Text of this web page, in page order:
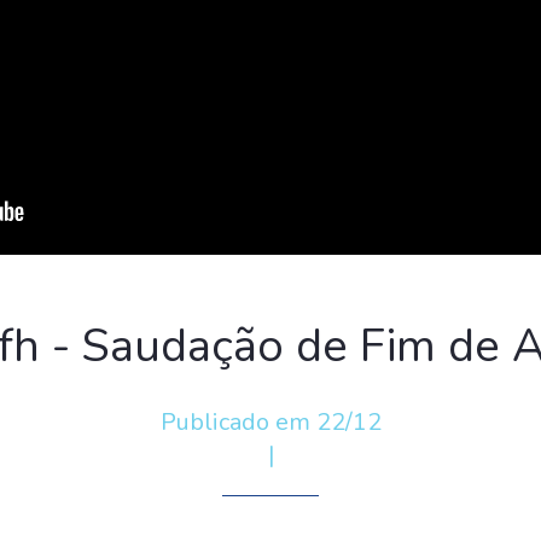
- Saudação de Fim de
Publicado em 22/12
|